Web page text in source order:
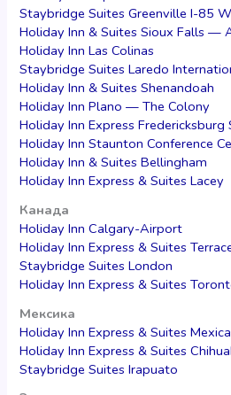
Staybridge Suites Greenville I-85
Holiday Inn & Suites Sioux Falls —
Holiday Inn Las Colinas
Staybridge Suites Laredo
Holiday Inn & Suites Shenandoah
Holiday Inn Plano — The Colony
Holiday Inn Express
Holiday Inn Staunton Conference
Holiday Inn & Suites Bellingham
Holiday Inn Express & Suites Lacey
Канада
Holiday Inn Calgary-Airport
Holiday Inn Express & Suites
Staybridge Suites London
Holiday Inn Express & Suites
Мексика
Holiday Inn Express & Suites
Holiday Inn Express & Suites
Staybridge Suites Irapuato